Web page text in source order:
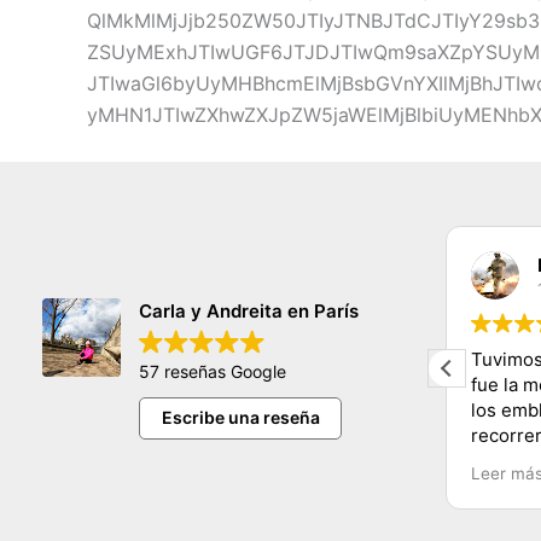
Carla y Andreita en París
57 reseñas Google
Escribe una reseña
hermosa persona nos encanto
conocer tantos lugares y de una
manera muy dinamica y facil
fue la
los
Carla y
Chile.
Leer